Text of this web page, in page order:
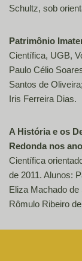
Schultz, sob
Patrimônio
Científica, UGB,
Paulo Célio
Santos de
Iris Ferreira Dias.
A História e os
Redonda nos
Científica
de 2011. Alunos:
Eliza Machado
Rômulo Ribeiro